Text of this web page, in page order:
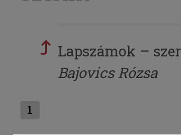
Lapszámok –
Bajovics Rózsa
1